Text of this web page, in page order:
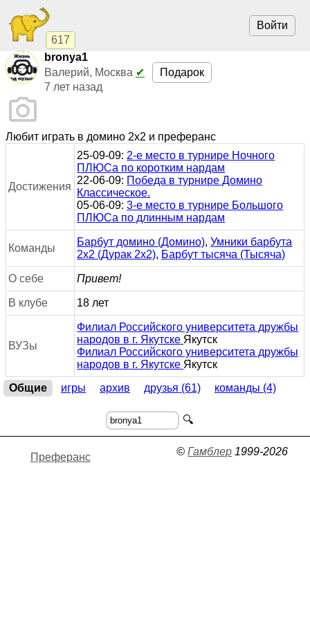
617
Войти
bronya1
Валерий, Москва ✔
7 лет назад
Подарок
Любит играть в домино 2x2 и преферанс
Достижения
25-09-09: 2-е место в турнире Ночного
ПЛЮСа по коротким нардам
22-06-09: Победа в турнире Домино
Классическое.
05-06-09:3-е место в турнире Большого
ПЛЮСа по длинным нардам
Команды
Барбут домино (Домино),Умники барбута
2х2 (Дурак 2х2), Барбут тысяча (Тысяча)
О себе Привет!
В клубе 18 лет
ВУЗы
Филиал Российского университета дружбы
народов в г. Якутске Якутск
Филиал Российского университета дружбы
народов в г. Якутске Якутск
Общие
игры архив друзья (61) команды (4)
🔍
Преферанс ©Гамблер 1999-2026